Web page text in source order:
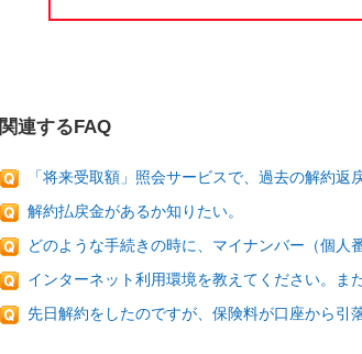
関連するFAQ
「将来受取額」照会サービスで、過去の解約返
解約払戻金があるか知りたい。
どのような手続きの時に、マイナンバー（個人
インターネット利用環境を教えてください。ま
先日解約をしたのですが、保険料が口座から引